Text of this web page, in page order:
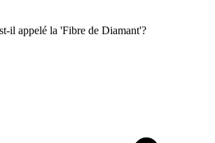
il appelé la 'Fibre de Diamant'?